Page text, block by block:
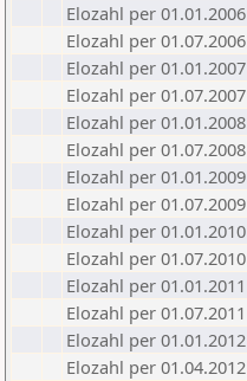
Elozahl per 01.01.2006
Elozahl per 01.07.2006
Elozahl per 01.01.2007
Elozahl per 01.07.2007
Elozahl per 01.01.2008
Elozahl per 01.07.2008
Elozahl per 01.01.2009
Elozahl per 01.07.2009
Elozahl per 01.01.2010
Elozahl per 01.07.2010
Elozahl per 01.01.2011
Elozahl per 01.07.2011
Elozahl per 01.01.2012
Elozahl per 01.04.2012